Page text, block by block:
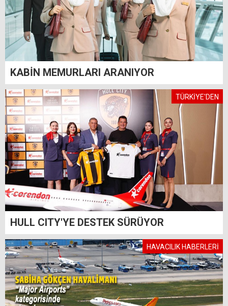
KABİN MEMURLARI ARANIYOR
TÜRKİYE'DEN
HULL CITY'YE DESTEK SÜRÜYOR
HAVACILIK HABERLERİ